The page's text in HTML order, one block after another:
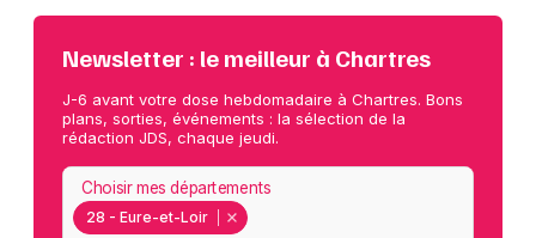
Newsletter : le meilleur à Chartres
J-6 avant votre dose hebdomadaire à Chartres. Bons
plans, sorties, événements : la sélection de la
rédaction JDS, chaque jeudi.
28 - Eure-et-Loir
Choisir mes départements